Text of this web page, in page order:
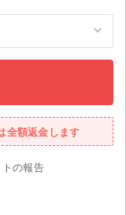
全額返金します
の報告